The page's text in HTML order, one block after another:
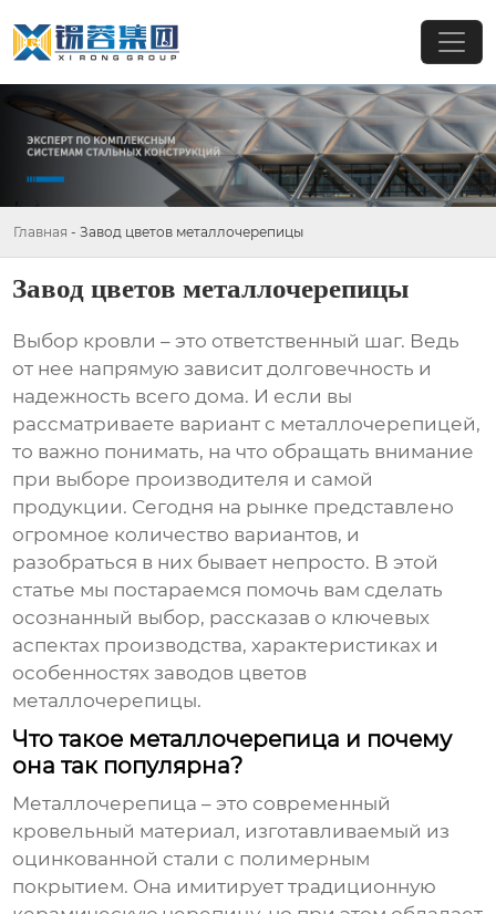
Главная - Завод цветов металлочерепицы
Завод цветов металлочерепицы
Выбор кровли – это ответственный шаг. Ведь
от нее напрямую зависит долговечность и
надежность всего дома. И если вы
рассматриваете вариант с металлочерепицей,
то важно понимать, на что обращать внимание
при выборе производителя и самой
продукции. Сегодня на рынке представлено
огромное количество вариантов, и
разобраться в них бывает непросто. В этой
статье мы постараемся помочь вам сделать
осознанный выбор, рассказав о ключевых
аспектах производства, характеристиках и
особенностяхзаводов цветов
металлочерепицы.
Что такое металлочерепица и почему
она так популярна?
Металлочерепица – это современный
кровельный материал, изготавливаемый из
оцинкованной стали с полимерным
покрытием. Она имитирует традиционную